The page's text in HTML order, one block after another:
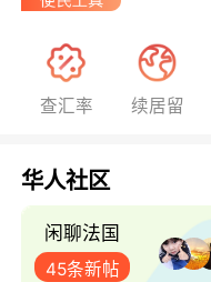
查汇率 续居留
华人社区
闲聊法国
45条新帖